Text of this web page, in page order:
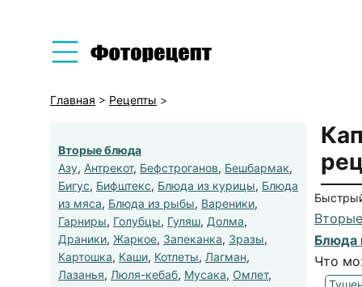
Главная > Рецепты >
Вторые блюда
Азу, Антрекот, Бефстроганов, Бешбармак,
Бигус, Бифштекс, Блюда из курицы, Блюда
из мяса, Блюда из рыбы, Вареники,
Гарниры, Голубцы, Гуляш, Долма,
Драники, Жаркое, Запеканка, Зразы,
Картошка, Каши, Котлеты, Лагман,
Лазанья, Люля-кебаб, Мусака, Омлет,
Блюда
Что